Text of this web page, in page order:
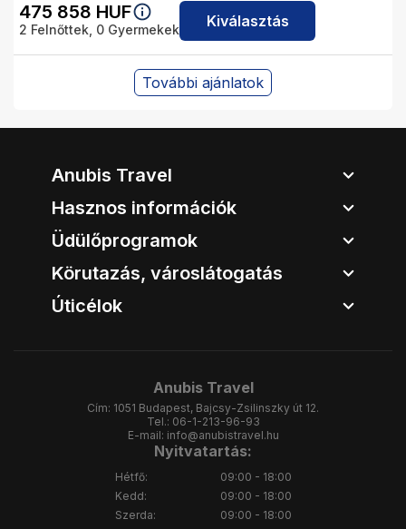
475 858 HUF
2 Felnőttek, 0 Gyermekek Kiválasztás
További ajánlatok
Anubis Travel
Hasznos információk
Üdülőprogramok
Körutazás, városlátogatás
Úticélok
Anubis Travel
Cím: 1051 Budapest, Bajcsy-Zsilinszky út 12.
Tel.: 06-1-213-96-93
E-mail: info@anubistravel.hu
Nyitvatartás:
Hétfő:
Kedd:
Szerda:
09:00 - 18:00
09:00 - 18:00
09:00 - 18:00